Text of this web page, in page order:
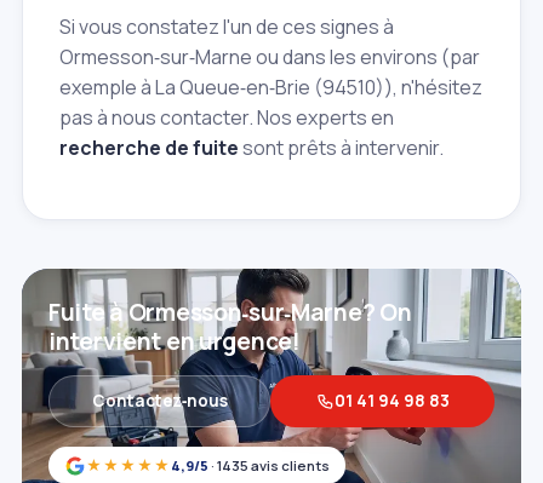
Si vous constatez l'un de ces signes à
Ormesson‑sur‑Marne ou dans les environs (par
exemple à La Queue‑en‑Brie (94510)), n'hésitez
pas à nous contacter. Nos experts en
recherche de fuitesont prêts à intervenir.
★★★★★ 4,9/5 · 1435 avis clients
Fuite à Ormesson‑sur‑Marne? On
intervient en urgence!
Contactez‑nous 01 41 94 98 83